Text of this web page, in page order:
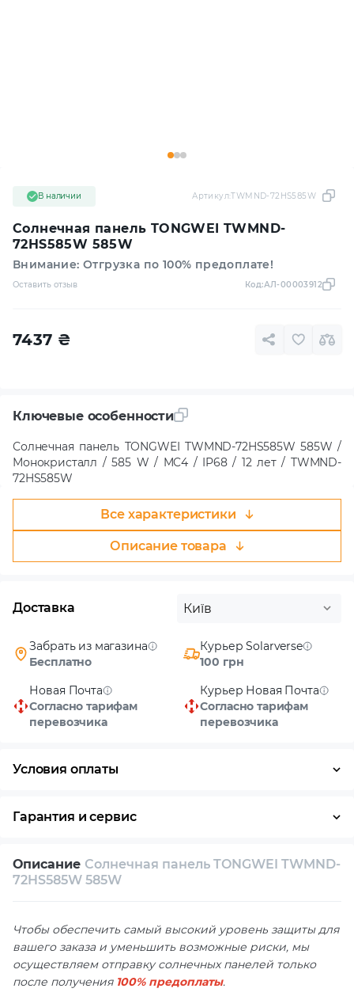
Солнечная панель TONGWEI TWMND-
72HS585W 585W
Внимание: Отгрузка по 100% предоплате!
В наличии Артикул:TWMND-72HS585W
Оставить отзыв Код:АЛ-00003912
7437 ₴
Ключевые особенности
Солнечная панель TONGWEI TWMND-72HS585W 585W /
Монокристалл / 585 W / MC4 / IP68 / 12 лет / TWMND-
72HS585W
Все характеристики
Описание товара
Доставка Київ
Забрать из магазина
Бесплатно
Курьер Solarverse
100 грн
Новая Почта
Согласно тарифам
перевозчика
Курьер Новая Почта
Согласно тарифам
перевозчика
Условия оплаты
Гарантия и сервис
Собственный сервисный центр
Описание Солнечная панель TONGWEI TWMND-
72HS585W 585W
Чтобы обеспечить самый высокий уровень защиты для
вашего заказа и уменьшить возможные риски, мы
осуществляем отправку солнечных панелей только
после получения 100% предоплаты.